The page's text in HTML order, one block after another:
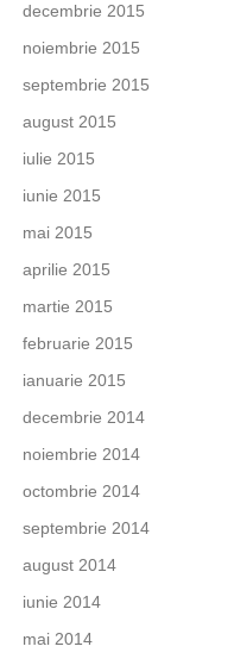
decembrie 2015
noiembrie 2015
septembrie 2015
august 2015
iulie 2015
iunie 2015
mai 2015
aprilie 2015
martie 2015
februarie 2015
ianuarie 2015
decembrie 2014
noiembrie 2014
octombrie 2014
septembrie 2014
august 2014
iunie 2014
mai 2014